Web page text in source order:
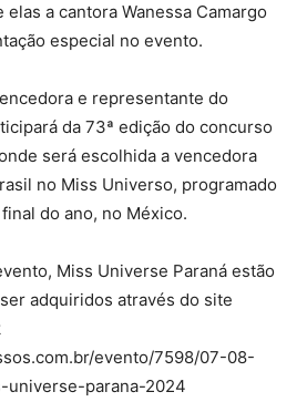
a cantora Wanessa Camargo
especial no evento.
e representante do
da 73ª edição do concurso
será escolhida a vencedora
no Miss Universo, programado
do ano, no México.
Miss Universe Paraná estão
adquiridos através do site
evento/7598/07-08-
parana-2024